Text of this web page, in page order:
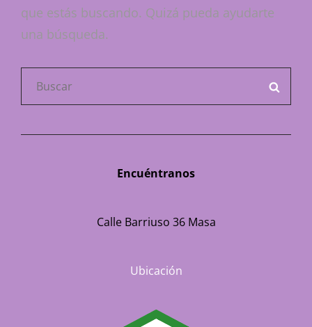
que estás buscando. Quizá pueda ayudarte
una búsqueda.
Encuéntranos
Calle Barriuso 36 Masa
Ubicación